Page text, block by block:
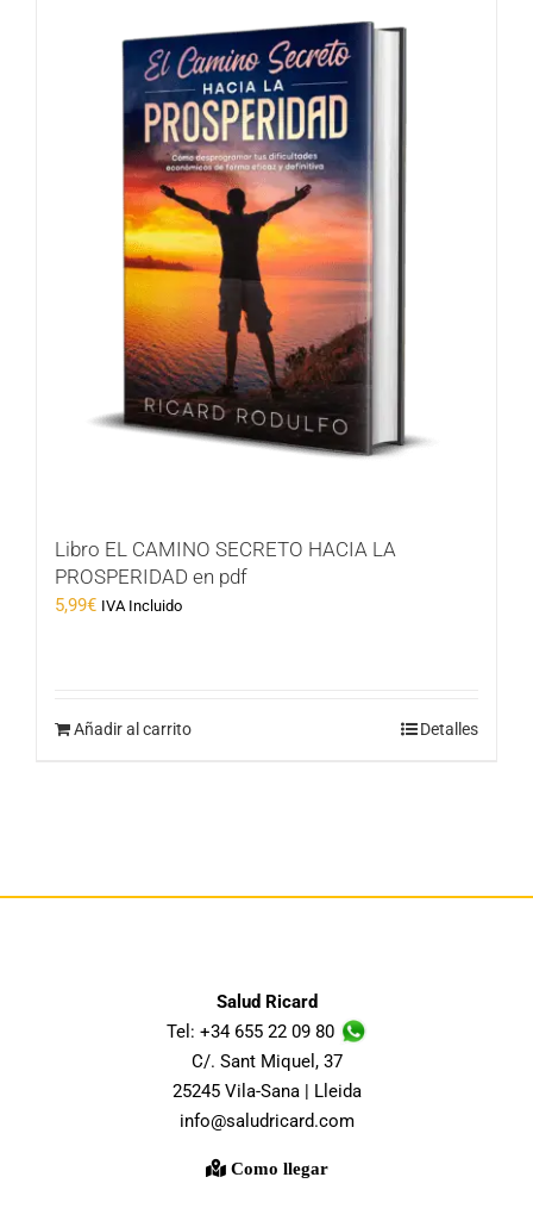
Libro EL CAMINO SECRETO HACIA LA
PROSPERIDAD en pdf
5,99€ IVA Incluido
Añadir al carrito Detalles
Salud Ricard
Tel: +34 655 22 09 80
C/. Sant Miquel, 37
25245 Vila-Sana | Lleida
info@saludricard.com
Como llegar